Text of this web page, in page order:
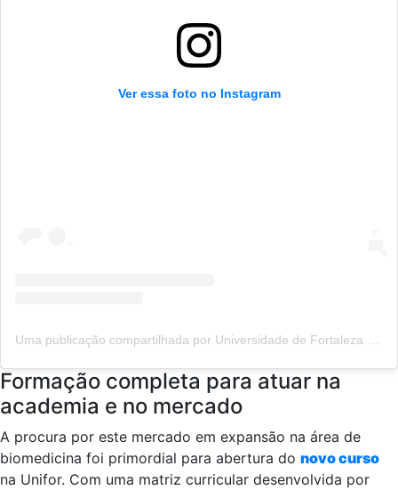
Ver essa foto no Instagram
Formação completa para atuar na
academia e no mercado
A procura por este mercado em expansão na área de
biomedicina foi primordial para abertura do novo curso
na Unifor. Com uma matriz curricular desenvolvida por